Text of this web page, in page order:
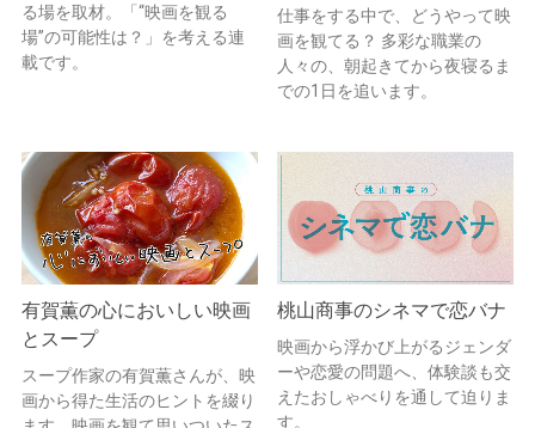
る場を取材。「“映画を観る
場”の可能性は？」を考える連
載です。
仕事をする中で、どうやって映
画を観てる？ 多彩な職業の
人々の、朝起きてから夜寝るま
での1日を追います。
有賀薫の心においしい映画
とスープ
スープ作家の有賀薫さんが、映
画から得た生活のヒントを綴り
桃山商事のシネマで恋バナ
映画から浮かび上がるジェンダ
ーや恋愛の問題へ、体験談も交
えたおしゃべりを通して迫りま
す。